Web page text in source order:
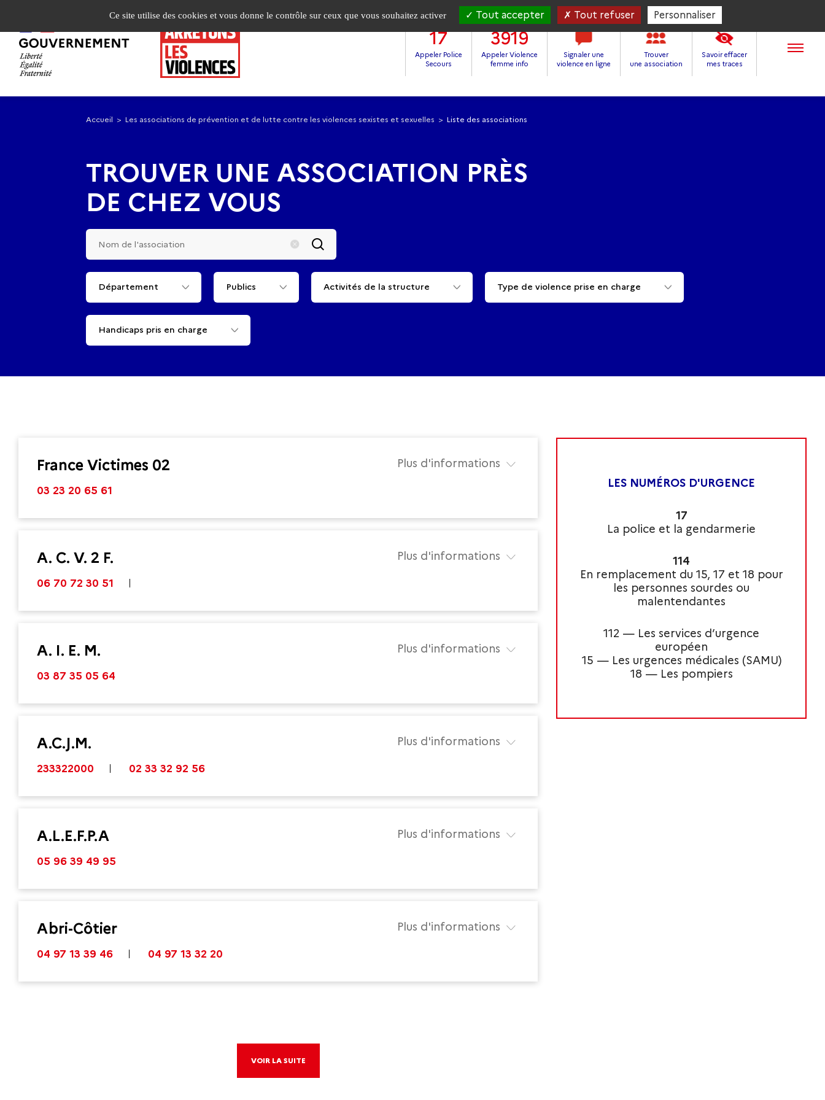
17
Appeler Police
Secours
3919
Appeler Violence
femme info
Signaler une
violence en ligne
Trouver
une association
Savoir effacer
mes traces
Accueil Les associations de prévention et de lutte contre les violences sexistes et sexuelles Liste des associations
TROUVER UNE ASSOCIATION PRÈS
DE CHEZ VOUS
Département Publics Activités de la structure Type de violence prise en charge
Handicaps pris en charge
France Victimes 02
03 23 20 65 61
Plus d'informations
A. C. V. 2 F.
06 70 72 30 51
Plus d'informations
A. I. E. M.
03 87 35 05 64
Plus d'informations
A.C.J.M.
233322000 02 33 32 92 56
Plus d'informations
A.L.E.F.P.A
05 96 39 49 95
Plus d'informations
Abri-Côtier
04 97 13 39 46 04 97 13 32 20
Plus d'informations
LES NUMÉROS D'URGENCE
17
La police et la gendarmerie
114
En remplacement du 15, 17 et 18 pour
les personnes sourdes ou
malentendantes
112 — Les services d’urgence
européen
15 — Les urgences médicales (SAMU)
18 — Les pompiers
VOIR LA SUITE
Ce site utilise des cookies et vous donne le contrôle sur ceux que vous souhaitez activer Tout accepter Tout refuser Personnaliser